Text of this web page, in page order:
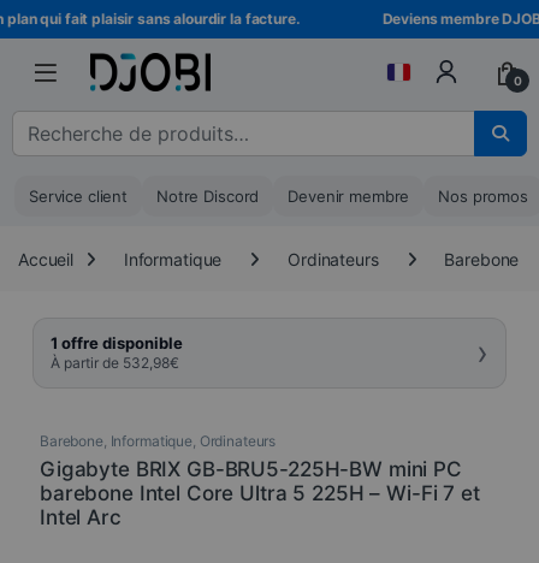
Skip to navigation
Skip to content
qui fait plaisir sans alourdir la facture. Deviens membre
0
Recherche pour :
Service client Notre Discord Devenir membre Nos promos
Accueil Informatique Ordinateurs Barebone
1 offre disponible
À partir de 532,98€ ›
Barebone, Informatique, Ordinateurs
Gigabyte BRIX GB-BRU5-225H-BW mini PC
barebone Intel Core Ultra 5 225H – Wi-Fi 7 et
Intel Arc